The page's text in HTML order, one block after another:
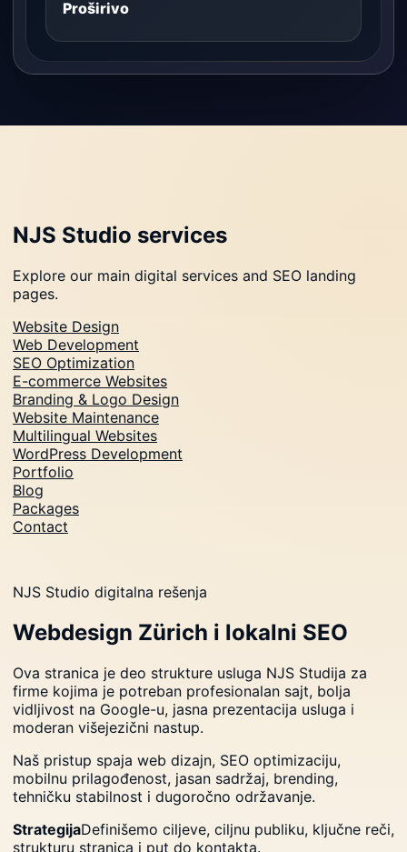
Proširivo
NJS Studio services
Explore our main digital services and SEO landing
pages.
Website Design
Web Development
SEO Optimization
E-commerce Websites
Branding & Logo Design
Website Maintenance
Multilingual Websites
WordPress Development
Portfolio
Blog
Packages
Contact
NJS Studio digitalna rešenja
Webdesign Zürich i lokalni SEO
Ova stranica je deo strukture usluga NJS Studija za
firme kojima je potreban profesionalan sajt, bolja
vidljivost na Google-u, jasna prezentacija usluga i
moderan višejezični nastup.
Naš pristup spaja web dizajn, SEO optimizaciju,
mobilnu prilagođenost, jasan sadržaj, brending,
tehničku stabilnost i dugoročno održavanje.
StrategijaDefinišemo ciljeve, ciljnu publiku, ključne reči,
strukturu stranica i put do kontakta.